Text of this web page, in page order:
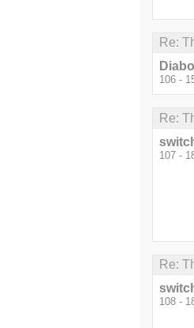
Re:
106 -
Re:
107 -
Re:
108 -